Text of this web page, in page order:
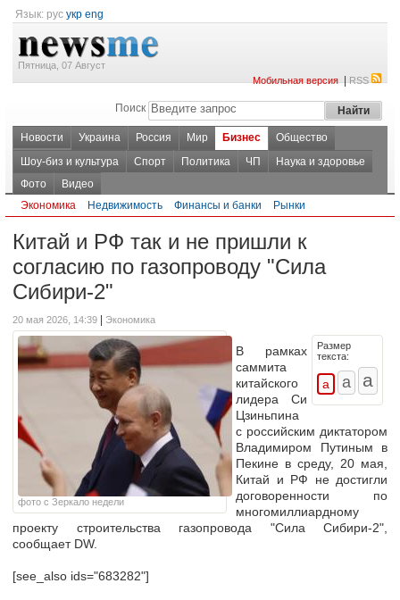
Язык: рус укр eng
Пятница, 07 Август
Мобильная версия|RSS
Поиск
Новости Украина Россия Мир Бизнес
Общество
Шоу-биз и культура
Спорт Политика ЧП
Наука и здоровье
Фото
Видео
Экономика
Недвижимость Финансы и банки Рынки
Китай и РФ так и не пришли к
согласию по газопроводу "Сила
Сибири-2"
20 мая 2026, 14:39 Экономика
фото с Зеркало недели
Размер
текста:
В рамках
саммита
китайского
лидера Си
Цзиньпина
с российским диктатором
Владимиром Путиным в
Пекине в среду, 20 мая,
Китай и РФ не достигли
договоренности по
многомиллиардному
проекту строительства газопровода "Сила Сибири-2",
сообщает DW.
[see_also ids="683282"]